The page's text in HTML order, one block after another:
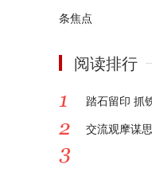
条焦点
阅读排行
踏石留印 抓
交流观摩谋